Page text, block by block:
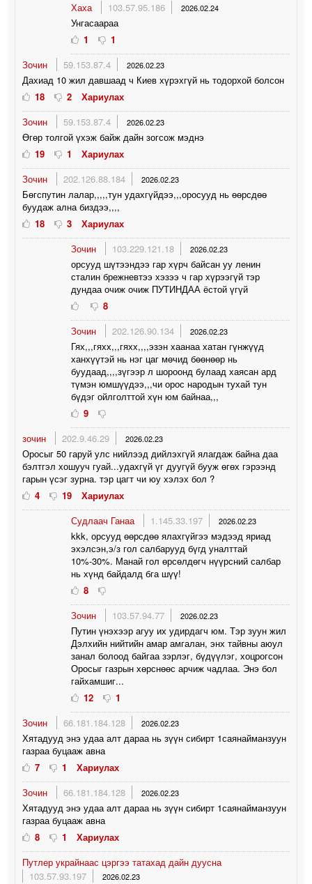
Хаха
103.57.95.186 2026.02.24
Унгасаараа
1
1
Зочин
59.153.87.4 2026.02.23
Дахиад 10 жил давшаад ч Киев хүрэхгүй нь тодорхой болсон
18
2
Хариулах
Зочин
59.153.87.4 2026.02.23
Өгөр толгой үхэж байж дайн зогсож мэднэ
19
1
Хариулах
Зочин
202.126.88.184 2026.02.23
Бөгспутин лалар,,,,,тун удахгүйдээ,,,оросууд нь өөрсдөө
буудаж ална биздээ,,,,
18
3
Хариулах
Зочин
103.229.121.18 2026.02.23
орсууд шүтээндээ гар хүрч байсан уу ленин
сталин брежневтээ хэзээ ч гар хүрээгүй тэр
дундаа очиж очиж ПУТИНДАА ёстой үгүй
8
Зочин
202.126.90.134 2026.02.23
Гях,,,гяхх,,,гяхх,,,,эзэн хаанаа хатан гүнжүүд
ханхүүтэй нь нэг цаг мөчид бөөнөөр нь
буудаад,,,,зүгээр л шороонд булаад хаясан ард
түмэн юмшүүдээ,,,чи орос народын тухай тун
бүдэг ойлголттой хүн юм байнаа,,,
9
зочин
202.9.46.29 2026.02.23
Оросыг 50 гаруй улс нийлээд дийлэхгүй ялагдаж байна даа
бэлтгэл хошууч гуай...удахгүй үг дуугүй бууж өгөх гэрээнд
гарын үсэг зурна. тэр цагт чи юу хэлэх бол ?
4
19
Хариулах
Судлаач Ганаа
1.145.33.197 2026.02.23
kkk, орсууд өөрсдөө ялахгүйгээ мэдээд яриад
эхэлсэн,э/з гол салбарууд бүгд уналттай
10%-30%. Манай гол өрсөлдөгч нүүрсний салбар
нь хүнд байдалд бга шүү!
8
Зочин
103.57.94.77 2026.02.23
Путин үнэхээр агуу их удирдагч юм. Тэр зуун жил
Дэлхийн нийтийн амар амгалан, энх тайвны аюул
занал болоод байгаа зэрлэг, бүдүүлэг, хоцрогсон
Оросыг газрын хөрснөөс арчиж чадлаа. Энэ бол
гайхамшиг...
12
1
Зочин
66.181.184.128 2026.02.23
Хятадууд энэ удаа алт дараа нь зүүн сибирт 1саянайманзуун
газраа буцааж авна
7
1
Хариулах
Зочин
66.181.184.128 2026.02.23
Хятадууд энэ удаа алт дараа нь зүүн сибирт 1саянайманзуун
газраа буцааж авна
8
1
Хариулах
Путлер украйнаас цэргээ татахад дайн дуусна
103.57.93.197
2026.02.23